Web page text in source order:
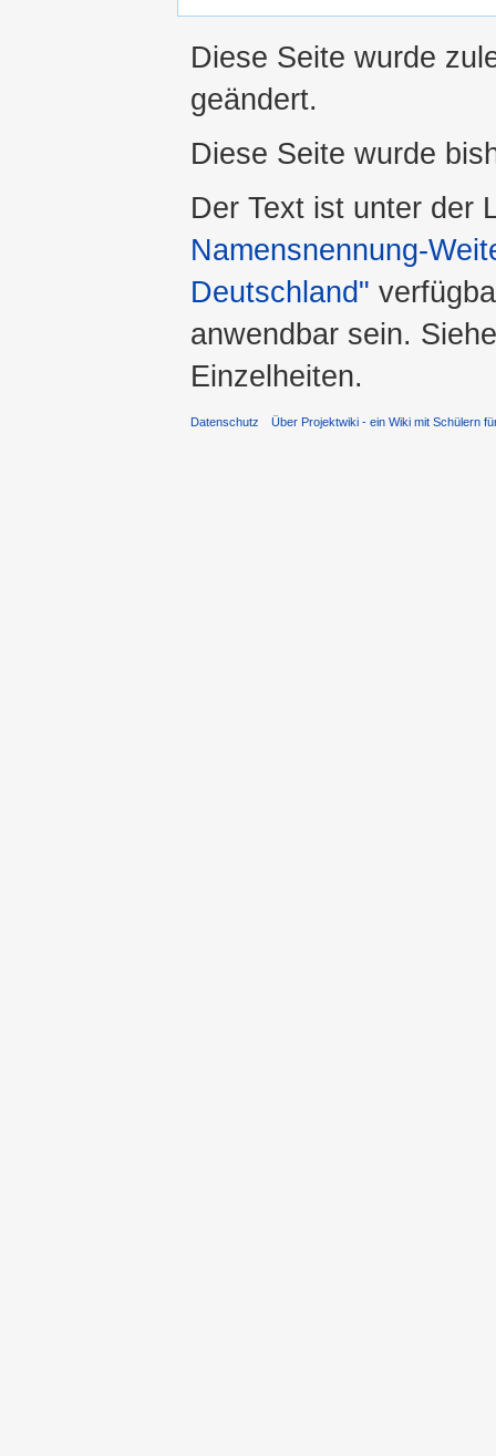
Diese Seite wurde
geändert.
Diese Seite wurde
Der Text ist unter der
Namensnennung-
Deutschland"
anwendbar sein.
Einzelheiten.
Datenschutz Über Projektwiki - ein Wiki mit Schülern